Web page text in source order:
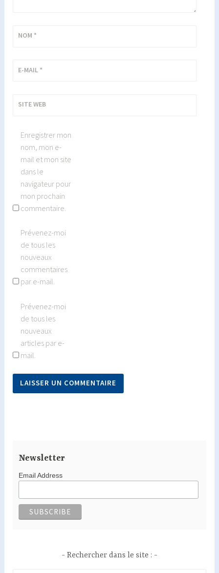
NOM *
E-MAIL *
SITE WEB
Enregistrer mon
nom, mon e-
mail et mon site
dans le
navigateur pour
mon prochain
commentaire.
Prévenez-moi
de tous les
nouveaux
commentaires
par e-mail.
Prévenez-moi
de tous les
nouveaux
articles par e-
mail.
Newsletter
Email Address
Rechercher dans le site :